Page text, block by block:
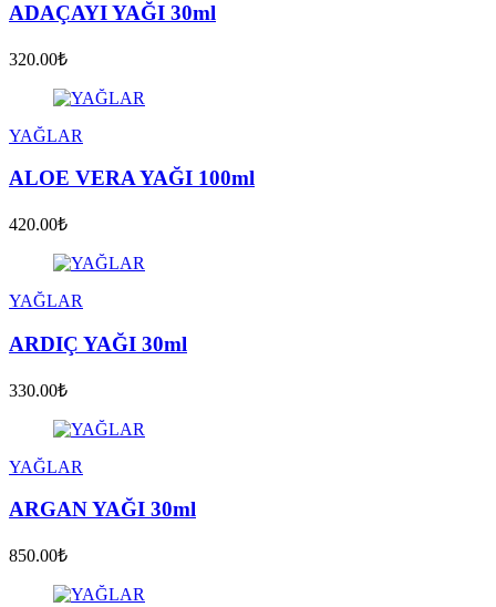
ADAÇAYI YAĞI 30ml
320.00₺
YAĞLAR
ALOE VERA YAĞI 100ml
420.00₺
YAĞLAR
ARDIÇ YAĞI 30ml
330.00₺
YAĞLAR
ARGAN YAĞI 30ml
850.00₺